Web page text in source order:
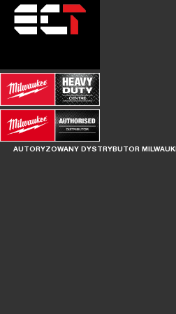
AUTORYZOWANY DYSTRYBUTOR